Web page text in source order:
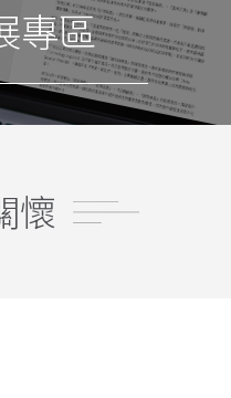
專區
懷